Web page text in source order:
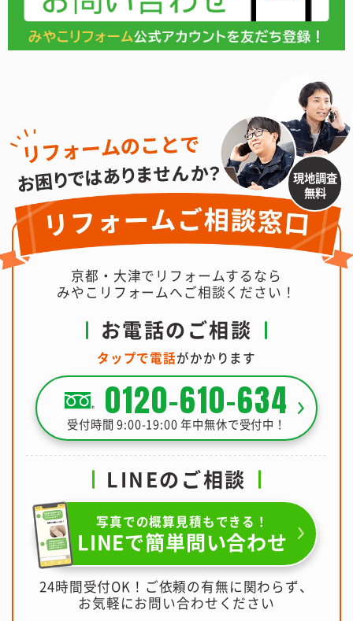
現地調査
無料
京都・大津でリフォームするなら
みやこリフォームへご相談ください！
お電話のご相談
タップで電話がかかります
0120-610-634
受付時間 9:00-19:00 年中無休で受付中！
LINEのご相談
写真での概算見積もできる！
LINEで簡単問い合わせ
24時間受付OK！ご依頼の有無に関わらず、
お気軽にお問い合わせください